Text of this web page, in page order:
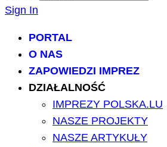
Sign In
PORTAL
O NAS
ZAPOWIEDZI IMPREZ
DZIAŁALNOŚĆ
IMPREZY POLSKA.LU
NASZE PROJEKTY
NASZE ARTYKUŁY